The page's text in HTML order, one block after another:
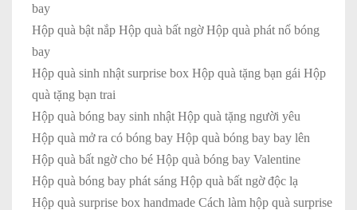
bay
Hộp quà bật nắp Hộp quà bất ngờ Hộp quà phát nổ bóng
bay
Hộp quà sinh nhật surprise box Hộp quà tặng bạn gái Hộp
quà tặng bạn trai
Hộp quà bóng bay sinh nhật Hộp quà tặng người yêu
Hộp quà mở ra có bóng bay Hộp quà bóng bay bay lên
Hộp quà bất ngờ cho bé Hộp quà bóng bay Valentine
Hộp quà bóng bay phát sáng Hộp quà bất ngờ độc lạ
Hộp quà surprise box handmade Cách làm hộp quà surprise